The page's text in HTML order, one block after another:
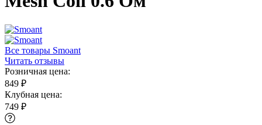
Все товары Smoant
Читать отзывы
Розничная цена:
849 ₽
Клубная цена:
749 ₽